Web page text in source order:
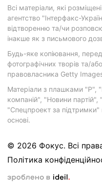
Всі матеріали, які
агентство "Інтерфакс-
відтворенню та/чи
інакше як з письмового
Будь-яке копіювання,
фотографічних творів та/
правовласника Getty
Матеріали з плашками "Р",
компаній", "Новини партій",
"Спецпроект за підтримки"
основі.
© 2026 Фокус. Всі
Політика